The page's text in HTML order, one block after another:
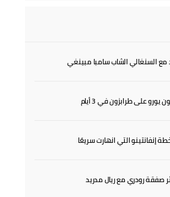
مع السنغالي الشاب سامبا مبينغي
إنفانتينو التي انهارت سريعًا
صفقة رودري مع ريال مدريد